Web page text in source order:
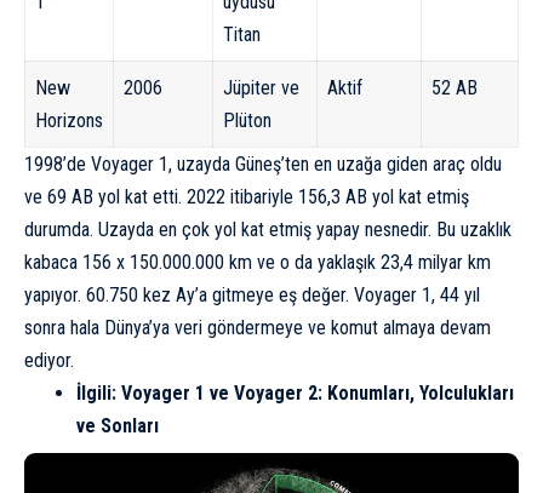
Titan
New
Horizons
2006
Jüpiter ve
Plüton
Aktif 52 AB
1998’de Voyager 1, uzayda Güneş’ten en uzağa giden araç oldu
ve 69 AB yol kat etti. 2022 itibariyle 156,3 AB yol kat etmiş
durumda. Uzayda en çok yol kat etmiş yapay nesnedir. Bu uzaklık
kabaca 156 x 150.000.000 km ve o da yaklaşık 23,4 milyar km
yapıyor. 60.750 kez Ay’a gitmeye eş değer. Voyager 1, 44 yıl
sonra hala Dünya’ya veri göndermeye ve komut almaya devam
ediyor.
İlgili: Voyager 1 ve Voyager 2: Konumları, Yolculukları
ve Sonları